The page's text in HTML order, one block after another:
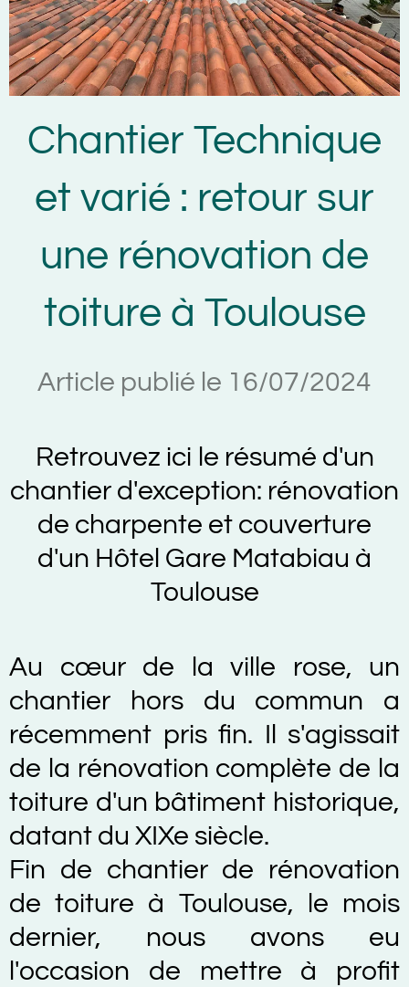
Chantier Technique
et varié : retour sur
une rénovation de
toiture à Toulouse
Article publié le 16/07/2024
Retrouvez ici le résumé d'un
chantier d'exception: rénovation
de charpente et couverture
d'un Hôtel Gare Matabiau à
Toulouse
Au cœur de la ville rose, un
chantier hors du commun a
récemment pris fin. Il s'agissait
de la rénovation complète de la
toiture d'un bâtiment historique,
datant du XIXe siècle.
Fin de chantier de rénovation
de toiture à Toulouse, le mois
dernier, nous avons eu
l'occasion de mettre à profit